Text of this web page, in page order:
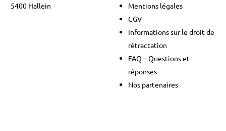
5400 Hallein
Mentions légales
CGV
Informations sur le droit de
rétractation
FAQ – Questions et
réponses
Nos partenaires